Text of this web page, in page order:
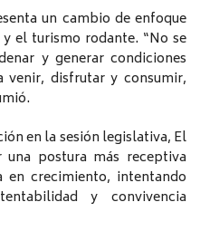
un cambio de enfoque
el turismo rodante. “No se
y generar condiciones
venir, disfrutar y consumir,
en la sesión legislativa, El
postura más receptiva
en crecimiento, intentando
y convivencia